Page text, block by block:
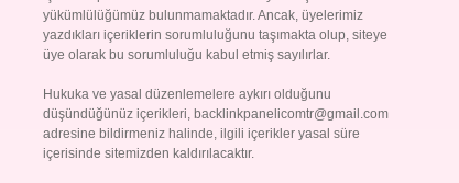
yükümlülüğümüz bulunmamaktadır. Ancak, üyelerimiz
yazdıkları içeriklerin sorumluluğunu taşımakta olup, siteye
üye olarak bu sorumluluğu kabul etmiş sayılırlar.
Hukuka ve yasal düzenlemelere aykırı olduğunu
düşündüğünüz içerikleri, backlinkpanelicomtr@gmail.com
adresine bildirmeniz halinde, ilgili içerikler yasal süre
içerisinde sitemizden kaldırılacaktır.